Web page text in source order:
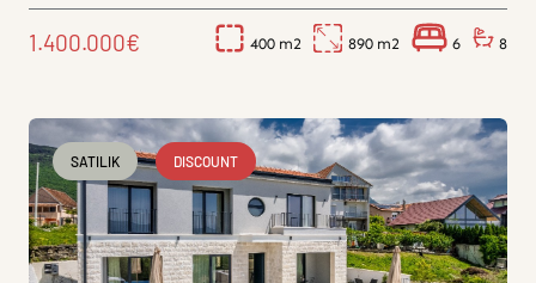
1.400.000€ 400 890 6 8
SATILIK DISCOUNT